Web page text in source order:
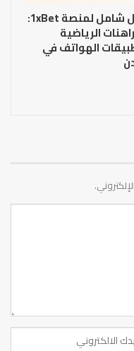
دليل شامل لمنصة 1xBet:
الرياضية
الهواتف في